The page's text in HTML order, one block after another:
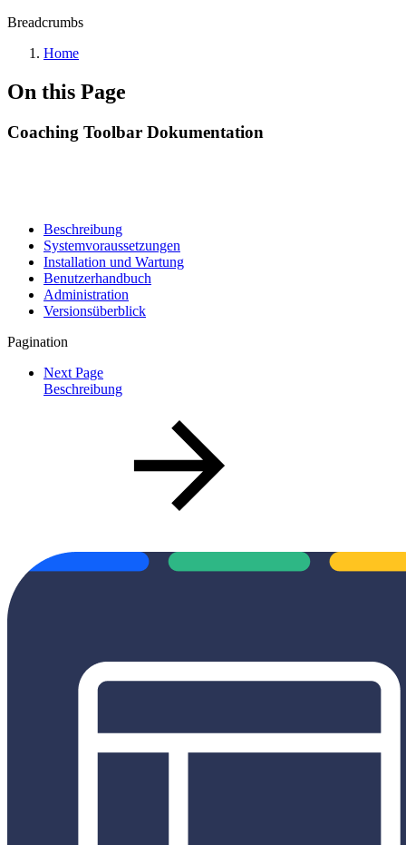
Breadcrumbs
Home
On this Page
Coaching Toolbar Dokumentation
Beschreibung
Systemvoraussetzungen
Installation und Wartung
Benutzerhandbuch
Administration
Versionsüberblick
Pagination
Next Page
Beschreibung